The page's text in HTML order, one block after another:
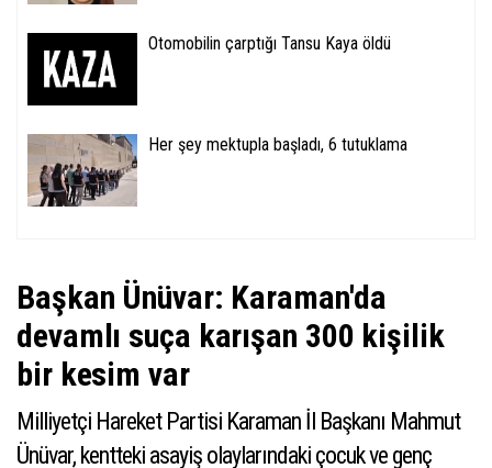
Otomobilin çarptığı Tansu Kaya öldü
Her şey mektupla başladı, 6 tutuklama
Başkan Ünüvar: Karaman'da
devamlı suça karışan 300 kişilik
bir kesim var
Milliyetçi Hareket Partisi Karaman İl Başkanı Mahmut
Ünüvar, kentteki asayiş olaylarındaki çocuk ve genç